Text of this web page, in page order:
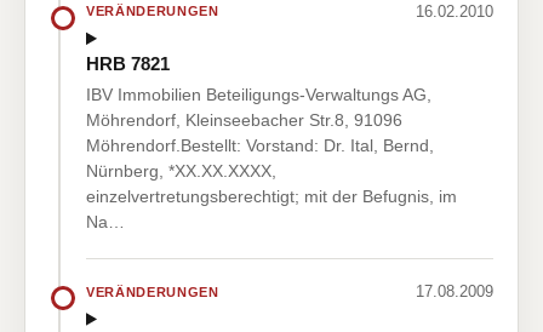
VERÄNDERUNGEN 16.02.2010
HRB 7821
IBV Immobilien Beteiligungs-Verwaltungs AG,
Möhrendorf, Kleinseebacher Str.8, 91096
Möhrendorf.Bestellt: Vorstand: Dr. Ital, Bernd,
Nürnberg, *XX.XX.XXXX,
einzelvertretungsberechtigt; mit der Befugnis, im
Na…
VERÄNDERUNGEN 17.08.2009